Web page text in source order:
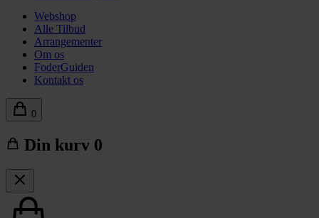
Webshop
Alle Tilbud
Arrangementer
Om os
FoderGuiden
Kontakt os
0
Din kurv 0